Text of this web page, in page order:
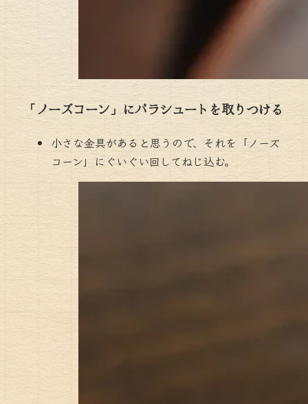
「ノーズコーン」にパラシュートを取りつける
小さな金具があると思うので、それを「ノーズ
コーン」にぐいぐい回してねじ込む。